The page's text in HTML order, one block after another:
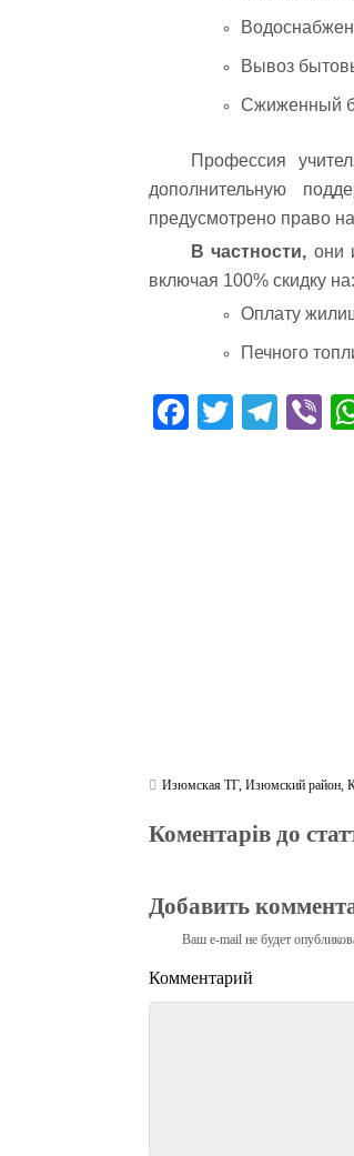
Вывоз
Сжиженный
Профессия
дополнительную
предусмотрено право
В частности, они
включая 100% скидку на:
Оплату
Печного
Fa T
Te
Изюмская ТГ,Изюмский район,
Коментарів до
Добавить
Ваш e-mail не будет
Комментарий